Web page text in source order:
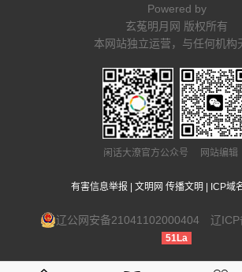
Powered by
玄菟明月网 版权所有
本网站独立运营，与任何机构
闲话大潦官方公众号 网站编
有害信息举报 | 文明网 传播文明 | ICP域
辽公网安备21041102000404 辽
51La